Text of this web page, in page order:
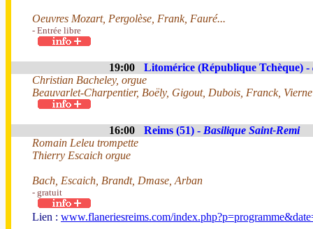
Oeuvres Mozart, Pergolèse, Frank, Fauré...
- Entrée libre
19:00 Litomérice (République Tchèque) -
Christian Bacheley, orgue
Beauvarlet-Charpentier, Boëly, Gigout, Dubois, Franck, Vierne
16:00 Reims (51) - Basilique Saint-Remi
Romain Leleu trompette
Thierry Escaich orgue
Bach, Escaich, Brandt, Dmase, Arban
- gratuit
Lien : www.flaneriesreims.com/